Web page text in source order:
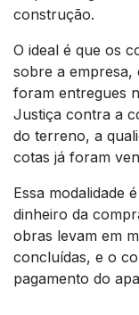
construção.
O ideal é que os
sobre a empresa,
foram entregues
Justiça contra a
do terreno, a
cotas já foram
Essa modalidade
dinheiro da
obras levam em
concluídas, e o
pagamento do